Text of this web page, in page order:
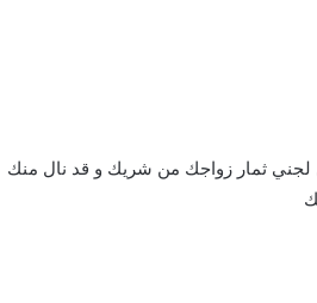
ثمار زواجك من شريك و قد نال منك